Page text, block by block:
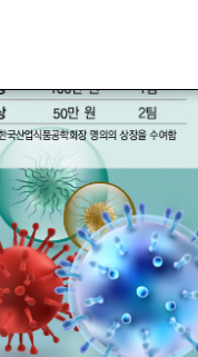
총회 개최에 대한 감사 인사
, 심사 일정 안내
수 기간 연장 안내